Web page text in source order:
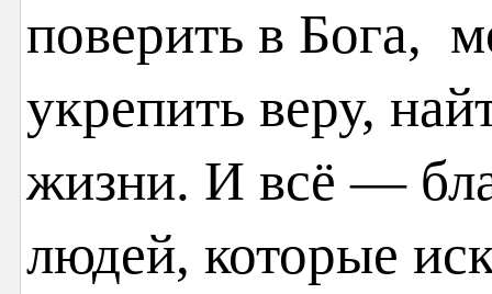
поверить в Бога,
укрепить веру,
жизни. И всё —
людей, которые